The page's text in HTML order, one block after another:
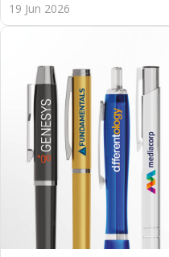
19 Jun 2026